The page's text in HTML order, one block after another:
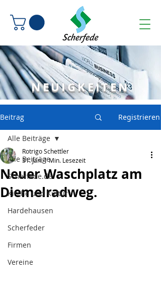
NEUIGKEITEN
Beitrag Registrieren
Alle Beiträge
Scherfede.de
Kirche und Kultur
Hardehausen
Scherfeder
Firmen
Vereine
Alle Beiträge
Neuer Waschplatz am
Diemelradweg.
Rotrigo Schettler
31. Jan.1 Min. Lesezeit